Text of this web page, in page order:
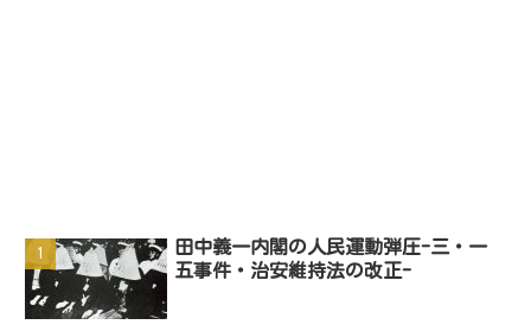
田中義一内閣の人民運動弾圧-三・一
五事件・治安維持法の改正-